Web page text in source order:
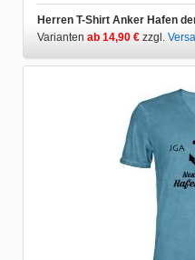
Herren T-Shirt Anker Hafen
Varianten ab 14,90 € zzgl.